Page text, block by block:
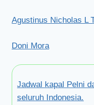
Agustinus Nicholas L
Doni Mora
Jadwal kapal Pelni
seluruh Indonesia.